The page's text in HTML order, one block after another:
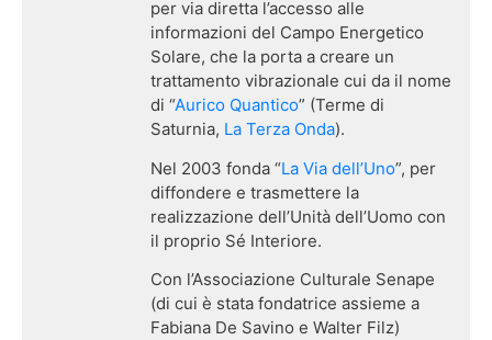
per via diretta l’accesso alle
informazioni del Campo Energetico
Solare, che la porta a creare un
trattamento vibrazionale cui da il nome
di “Aurico Quantico” (Terme di
Saturnia, La Terza Onda).
Nel 2003 fonda “La Via dell’Uno”, per
diffondere e trasmettere la
realizzazione dell’Unità dell’Uomo con
il proprio Sé Interiore.
Con l’Associazione Culturale Senape
(di cui è stata fondatrice assieme a
Fabiana De Savino e Walter Filz)